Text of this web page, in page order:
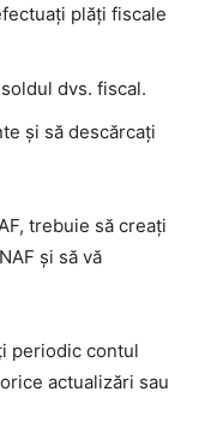
plăți fiscale
dvs. fiscal.
și să descărcați
trebuie să creați
și să vă
periodic contul
actualizări sau